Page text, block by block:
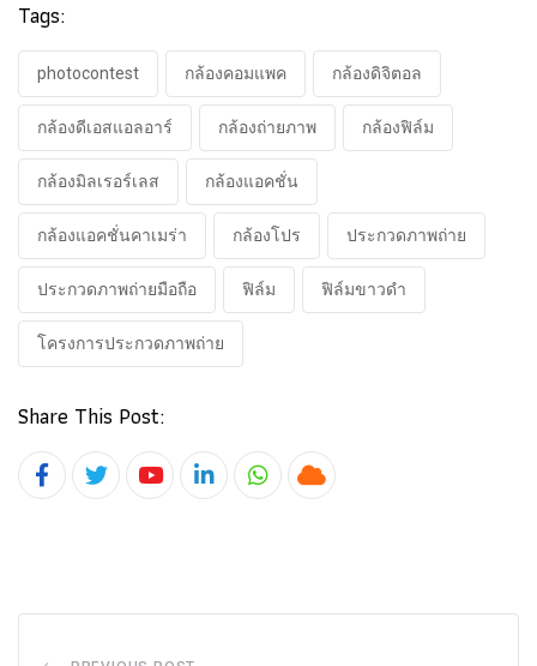
Tags:
photocontest กล้องคอมแพค กล้องดิจิตอล
กล้องดีเอสแอลอาร์ กล้องถ่ายภาพ กล้องฟิล์ม
กล้องมิลเรอร์เลส กล้องแอคชั่น
กล้องแอคชั่นคาเมร่า กล้องโปร ประกวดภาพถ่าย
ประกวดภาพถ่ายมือถือ ฟิล์ม ฟิล์มขาวดำ
โครงการประกวดภาพถ่าย
Share This Post:
YoutubeLinkedInWhatsapp
Cloud